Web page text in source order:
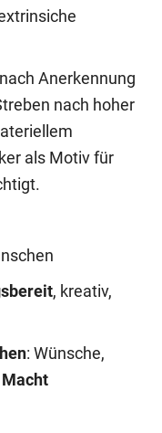
Anerkennung
nach hoher
als Motiv für
, kreativ,
: Wünsche,
Macht